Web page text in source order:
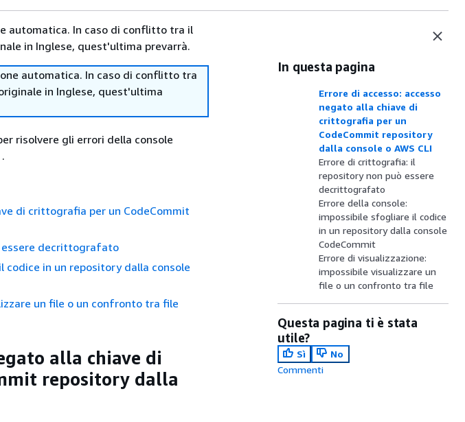
automatica. In caso di conflitto tra il
in Inglese, quest'ultima prevarrà.
automatica. In caso di conflitto tra
in Inglese, quest'ultima
risolvere gli errori della console
di crittografia per un CodeCommit
essere decrittografato
codice in un repository dalla console
un file o un confronto tra file
alla chiave di
repository dalla
In questa pagina
Errore di accesso: accesso
negato alla chiave di
crittografia per un
CodeCommit repository
dalla console o AWS CLI
Errore di crittografia: il
repository non può essere
decrittografato
Errore della console:
impossibile sfogliare il codice
in un repository dalla console
CodeCommit
Errore di visualizzazione:
impossibile visualizzare un
file o un confronto tra file
Questa pagina ti è stata
utile?
Sì
No
Commenti